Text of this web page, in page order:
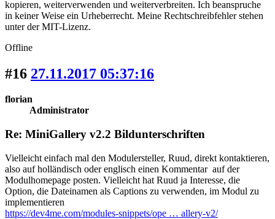
kopieren, weiterverwenden und weiterverbreiten. Ich beanspruche
in keiner Weise ein Urheberrecht. Meine Rechtschreibfehler stehen
unter der MIT-Lizenz.
Offline
#16 27.11.2017 05:37:16
florian
Administrator
Re: MiniGallery v2.2 Bildunterschriften
Vielleicht einfach mal den Modulersteller, Ruud, direkt kontaktieren,
also auf holländisch oder englisch einen Kommentar auf der
Modulhomepage posten. Vielleicht hat Ruud ja Interesse, die
Option, die Dateinamen als Captions zu verwenden, im Modul zu
implementieren
https://dev4me.com/modules-snippets/ope … allery-v2/